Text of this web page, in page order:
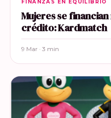
FINANZAS EN EQUILIBRIO
Mujeres se
crédito: Kardmatch
9 Mar · 3 min